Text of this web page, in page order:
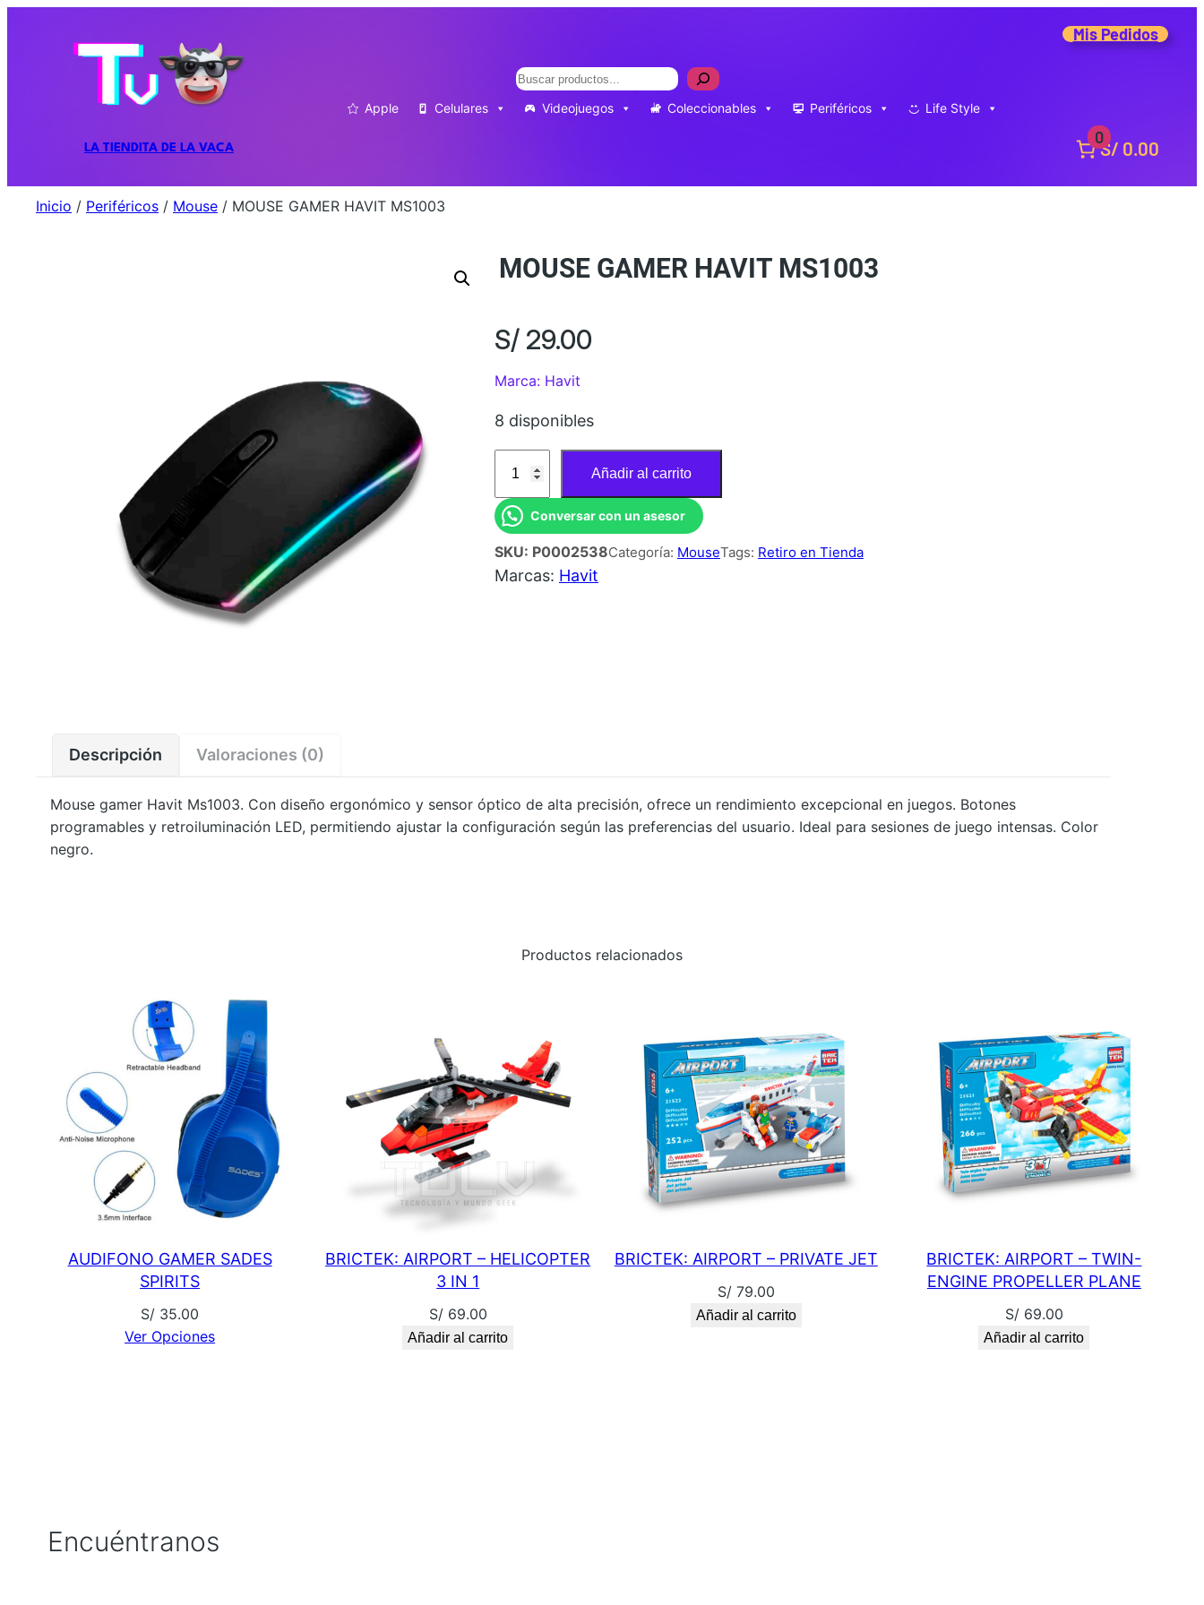
LA TIENDITA DE LA VACA
Buscar
Apple Celulares Videojuegos Coleccionables Periféricos Life Style
Mis Pedidos
0
S/ 0.00
Inicio / Periféricos / Mouse / MOUSE GAMER HAVIT MS1003
MOUSE GAMER HAVIT MS1003
S/ 29.00
Marca: Havit
8 disponibles
U
S
E
G
T
M
i
d
Añadir al carrito
Conversar con un asesor
SKU: P0002538Categoría: MouseTags: Retiro en Tienda
Marcas: Havit
Descripción Valoraciones (0)
Mouse gamer Havit Ms1003. Con diseño ergonómico y sensor óptico de alta precisión, ofrece un rendimiento excepcional en juegos. Botones
programables y retroiluminación LED, permitiendo ajustar la configuración según las preferencias del usuario. Ideal para sesiones de juego intensas. Color
negro.
Productos relacionados
AUDIFONO GAMER SADES
SPIRITS
S/ 35.00
Ver Opciones
BRICTEK: AIRPORT – HELICOPTER
3 IN 1
S/69.00
Añadir al carrito
BRICTEK: AIRPORT – PRIVATE JET
S/79.00
Añadir al carrito
BRICTEK: AIRPORT – TWIN-
ENGINE PROPELLER PLANE
S/69.00
Añadir al carrito
Encuéntranos